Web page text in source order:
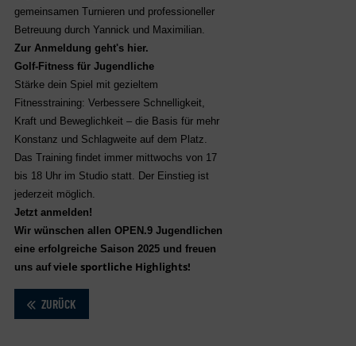
gemeinsamen Turnieren und professioneller
Betreuung durch Yannick und Maximilian.
Zur Anmeldung geht's hier.
Golf-Fitness für Jugendliche
Stärke dein Spiel mit gezieltem
Fitnesstraining: Verbessere Schnelligkeit,
Kraft und Beweglichkeit – die Basis für mehr
Konstanz und Schlagweite auf dem Platz.
Das Training findet immer mittwochs von 17
bis 18 Uhr im Studio statt. Der Einstieg ist
jederzeit möglich.
Jetzt anmelden!
Wir wünschen allen OPEN.9 Jugendlichen
eine erfolgreiche Saison 2025 und freuen
uns aufviele sportliche Highlights!
ZURÜCK